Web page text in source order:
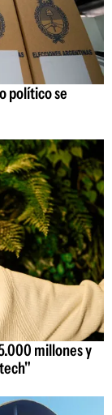
político se
millones y